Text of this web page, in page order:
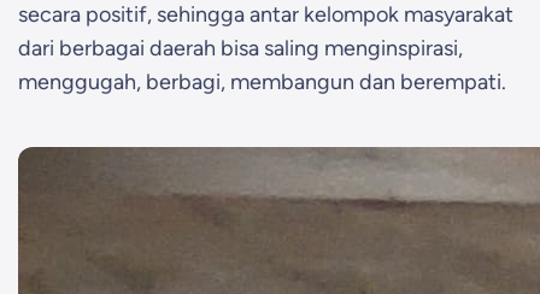
secara positif, sehingga antar kelompok masyarakat
dari berbagai daerah bisa saling menginspirasi,
menggugah, berbagi, membangun dan berempati.